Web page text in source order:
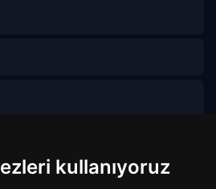
kullanıyoruz